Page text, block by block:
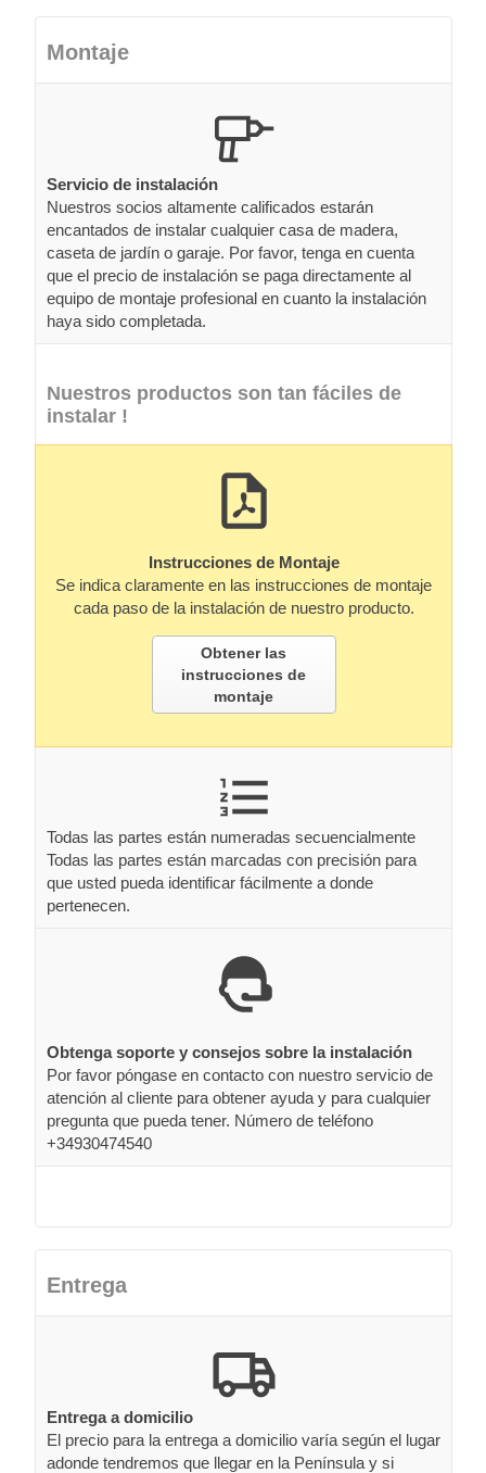
Montaje
Servicio de instalación
Nuestros socios altamente calificados estarán
encantados de instalar cualquier casa de madera,
caseta de jardín o garaje. Por favor, tenga en cuenta
que el precio de instalación se paga directamente al
equipo de montaje profesional en cuanto la instalación
haya sido completada.
Nuestros productos son tan fáciles de
instalar !
Instrucciones de Montaje
Se indica claramente en las instrucciones de montaje
cada paso de la instalación de nuestro producto.
Obtener las
instrucciones de
montaje
Todas las partes están numeradas secuencialmente
Todas las partes están marcadas con precisión para
que usted pueda identificar fácilmente a donde
pertenecen.
Obtenga soporte y consejos sobre la instalación
Por favor póngase en contacto con nuestro servicio de
atención al cliente para obtener ayuda y para cualquier
pregunta que pueda tener. Número de teléfono
+34930474540
Entrega
Entrega a domicilio
El precio para la entrega a domicilio varía según el lugar
adonde tendremos que llegar en la Península y si